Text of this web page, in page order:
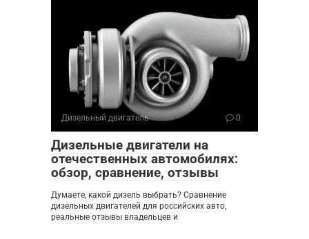
Дизельный двигатель 0
Дизельные двигатели на
отечественных автомобилях:
обзор, сравнение, отзывы
Думаете, какой дизель выбрать? Сравнение
дизельных двигателей для российских авто,
реальные отзывы владельцев и